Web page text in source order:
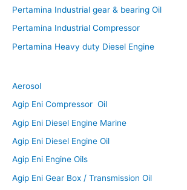
Pertamina Industrial gear & bearing Oil
Pertamina Industrial Compressor
Pertamina Heavy duty Diesel Engine
Aerosol
Agip Eni Compressor Oil
Agip Eni Diesel Engine Marine
Agip Eni Diesel Engine Oil
Agip Eni Engine Oils
Agip Eni Gear Box / Transmission Oil